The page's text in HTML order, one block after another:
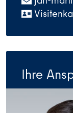
Ihre